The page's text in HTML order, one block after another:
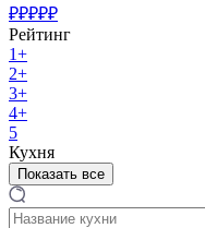
₽₽₽₽₽
Рейтинг
1+
2+
3+
4+
5
Кухня
Показать все